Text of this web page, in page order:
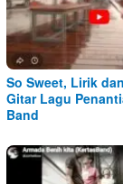
So Sweet, Lirik
Gitar Lagu
Band